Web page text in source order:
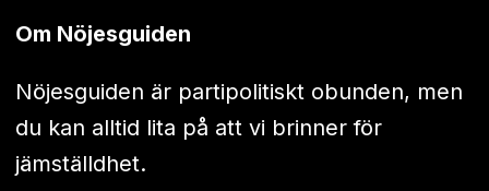
Om Nöjesguiden
Nöjesguiden är partipolitiskt obunden, men
du kan alltid lita på att vi brinner för
jämställdhet.